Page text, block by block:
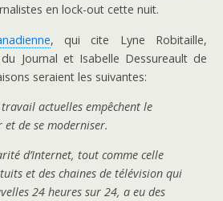
en lock-out cette nuit.
, qui cite Lyne Robitaille,
Journal et Isabelle Dessureault de
seraient les suivantes:
actuelles empêchent le
et de se moderniser.
d’Internet, tout comme celle
et des chaines de télévision qui
24 heures sur 24, a eu des